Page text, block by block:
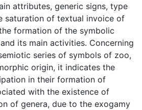
attributes, generic signs, type
saturation of textual invoice of
formation of the symbolic
its main activities. Concerning
series of symbols of zoo,
origin, it indicates the
in their formation of
with the existence of
of genera, due to the exogamy